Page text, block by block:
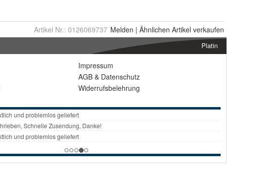
Artikel Nr.: 0126069737 Melden | Ähnlichen Artikel verkaufen
Platin
Impressum
AGB & Datenschutz
Widerrufsbelehrung